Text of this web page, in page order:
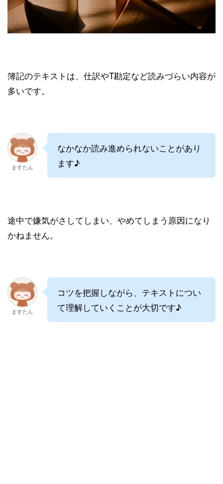
簿記のテキストは、仕訳やT勘定など読みづらい内容が
多いです。
ますたん
なかなか読み進められないことがあり
ます♪
途中で嫌気がさしてしまい、やめてしまう原因になり
かねません。
ますたん
コツを把握しながら、テキストについ
て理解していくことが大切です♪